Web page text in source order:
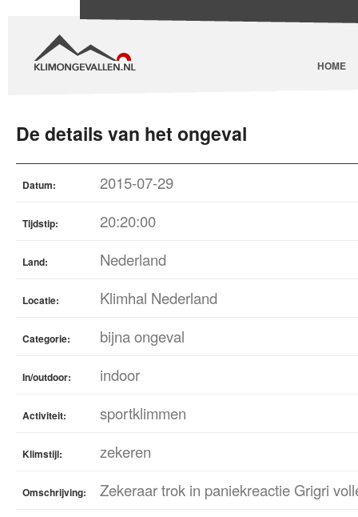
HOME
De details van het ongeval
Datum: 2015-07-29
Tijdstip: 20:20:00
Land: Nederland
Locatie: Klimhal Nederland
Categorie: bijna ongeval
In/outdoor: indoor
Activiteit: sportklimmen
Klimstijl: zekeren
Omschrijving: Zekeraar trok in paniekreactie Grigri